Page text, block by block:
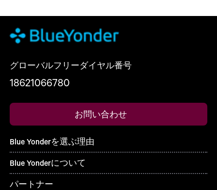
グローバルフリーダイヤル番号
18621066780
お問い合わせ
Blue Yonderを選ぶ理由
Blue Yonderについて
パートナー